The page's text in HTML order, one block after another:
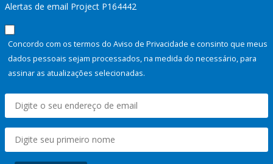
Alertas de email Project P164442
Concordo com os termos do Aviso de Privacidade e consinto que meus
dados pessoais sejam processados, na medida do necessário, para
assinar as atualizações selecionadas.